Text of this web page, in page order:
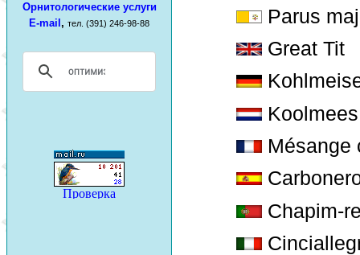
Орнитологические услуги
E-mail , тел. (391) 246-98-88
Parus
Great Tit
Koolmees
Mésange
Chapim-